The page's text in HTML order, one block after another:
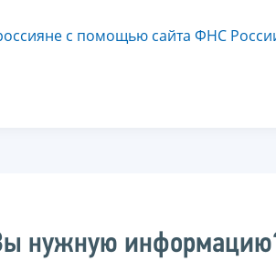
с помощью сайта ФНС
нужную